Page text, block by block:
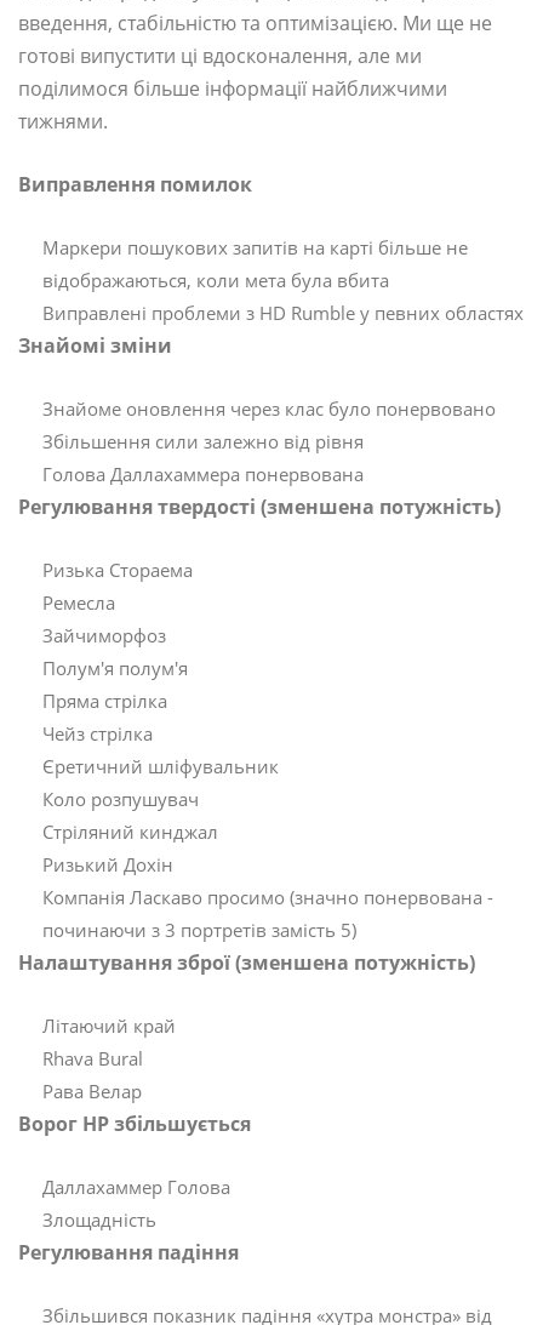
введення, стабільністю та оптимізацією. Ми ще не
готові випустити ці вдосконалення, але ми
поділимося більше інформації найближчими
тижнями.
Виправлення помилок
Маркери пошукових запитів на карті більше не
відображаються, коли мета була вбита
Виправлені проблеми з HD Rumble у певних областях
Знайомі зміни
Знайоме оновлення через клас було понервовано
Збільшення сили залежно від рівня
Голова Даллахаммера понервована
Регулювання твердості (зменшена потужність)
Ризька Стораема
Ремесла
Зайчиморфоз
Полум'я полум'я
Пряма стрілка
Чейз стрілка
Єретичний шліфувальник
Коло розпушувач
Стріляний кинджал
Ризький Дохін
Компанія Ласкаво просимо (значно понервована -
починаючи з 3 портретів замість 5)
Налаштування зброї (зменшена потужність)
Літаючий край
Rhava Bural
Рава Велар
Ворог HP збільшується
Даллахаммер Голова
Злощадність
Регулювання падіння
Збільшився показник падіння «хутра монстра» від